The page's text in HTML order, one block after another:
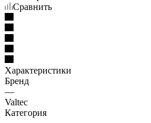
Сравнить
Характеристики
Бренд
—
Valtec
Категория